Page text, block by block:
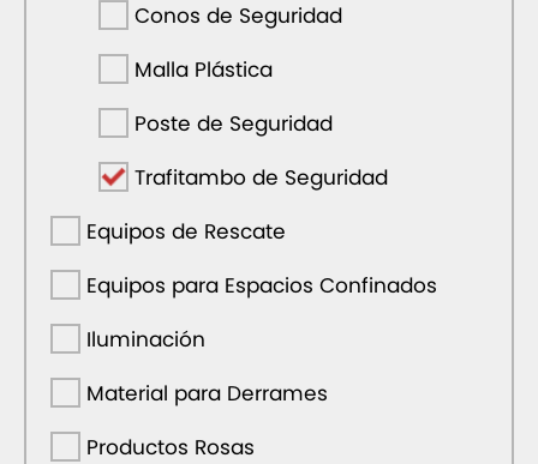
Conos de Seguridad
Malla Plástica
Poste de Seguridad
Trafitambo de Seguridad
Equipos de Rescate
Equipos para Espacios Confinados
Iluminación
Material para Derrames
Productos Rosas